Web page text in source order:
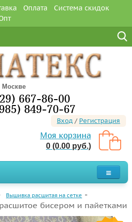
Оплата
Система скидок
Москве
667-86-00
849-70-67
Вход / Регистрация
Моя корзина
0 (0.00 руб.)
Вышивка расшитая на сетке
бисером и пайетками